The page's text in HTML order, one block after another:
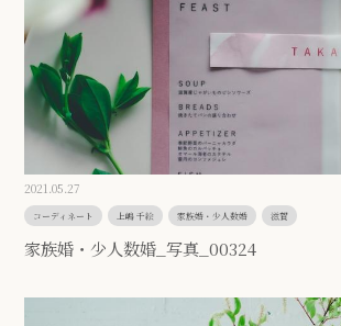
2021.05.27
コーディネート 上嶋 千絵 家族婚・少人数婚 滋賀
家族婚・少人数婚_写真_00324